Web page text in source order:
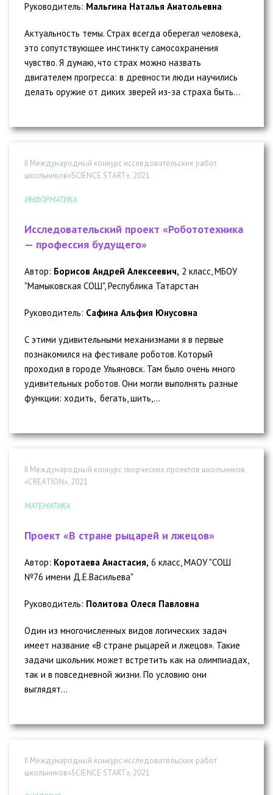
Руководитель: Мальгина Наталья Анатольевна
Актуальность темы. Страх всегда оберегал человека,
это сопутствующее инстинкту самосохранения
чувство. Я думаю, что страх можно назвать
двигателем прогресса: в древности люди научились
делать оружие от диких зверей из-за страха быть...
II Международный конкурс исследовательских работ
школьников»SCIENCE START», 2021
ИНФОРМАТИКА
Исследовательский проект «Робототехника
— профессия будущего»
Автор: Борисов Андрей Алексеевич, 2 класс, МБОУ
"Мамыковская СОШ", Республика Татарстан
Руководитель: Сафина Альфия Юнусовна
С этими удивительными механизмами я в первые
познакомился на фестивале роботов. Который
проходил в городе Ульяновск. Там было очень много
удивительных роботов. Они могли выполнять разные
функции: ходить, бегать, шить,...
II Международный конкурс творческих проектов школьников
«CREATION», 2021
МАТЕМАТИКА
Проект «В стране рыцарей и лжецов»
Автор: Коротаева Анастасия, 6 класс, МАОУ "СОШ
№76 имени Д.Е.Васильева"
Руководитель: Политова Олеся Павловна
Один из многочисленных видов логических задач
имеет название «В стране рыцарей и лжецов». Такие
задачи школьник может встретить как на олимпиадах,
так и в повседневной жизни. По условию они
выглядят...
II Международный конкурс исследовательских работ
школьников»SCIENCE START», 2021